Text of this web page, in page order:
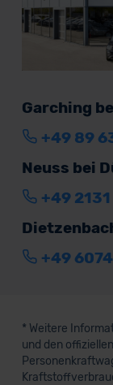
Garching
+49 89
Neuss bei
+49
+49
* Weitere
und den